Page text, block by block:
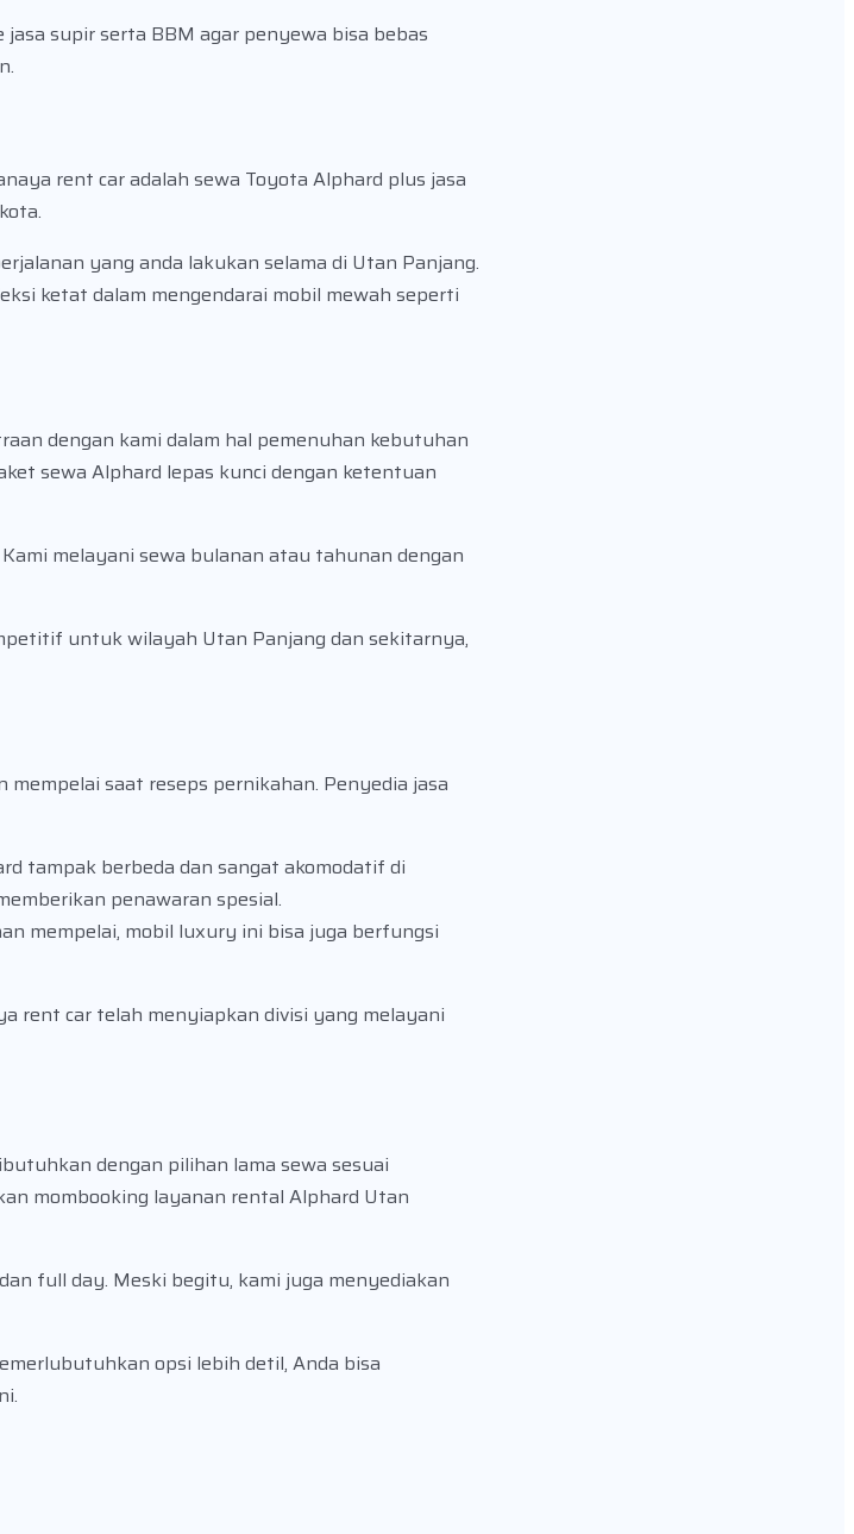
supir serta BBM agar penyewa bisa bebas
rent car adalah sewa Toyota Alphard plus jasa
yang anda lakukan selama di Utan Panjang.
ketat dalam mengendarai mobil mewah seperti
dengan kami dalam hal pemenuhan kebutuhan
sewa Alphard lepas kunci dengan ketentuan
melayani sewa bulanan atau tahunan dengan
untuk wilayah Utan Panjang dan sekitarnya,
saat reseps pernikahan. Penyedia jasa
tampak berbeda dan sangat akomodatif di
penawaran spesial.
mempelai, mobil luxury ini bisa juga berfungsi
rent car telah menyiapkan divisi yang melayani
dengan pilihan lama sewa sesuai
mombooking layanan rental Alphard Utan
full day. Meski begitu, kami juga menyediakan
opsi lebih detil, Anda bisa